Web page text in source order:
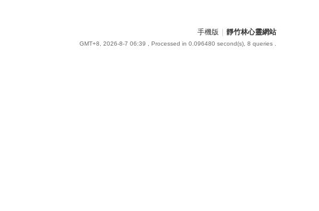
手機版 靜竹林心靈網站
GMT+8, 2026-8-7 06:39 , Processed in 0.096480 second(s), 8 queries .